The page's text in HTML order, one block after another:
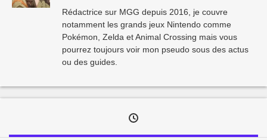
Rédactrice sur MGG depuis 2016, je couvre
notamment les grands jeux Nintendo comme
Pokémon, Zelda et Animal Crossing mais vous
pourrez toujours voir mon pseudo sous des actus
ou des guides.